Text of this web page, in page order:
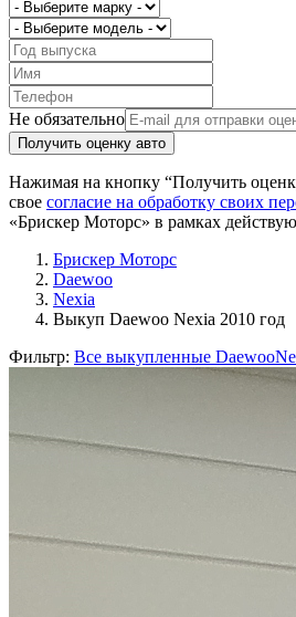
Не обязательно
Получить оценку авто
Нажимая на кнопку “Получить
свое согласие на обработку своих
«Брискер Моторс» в рамках
Брискер Моторс
Daewoo
Nexia
Выкуп Daewoo Nexia 2010 год
Фильтр: Все выкупленные Daewoo